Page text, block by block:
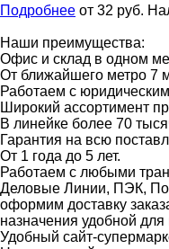
Подробнее от 32 руб.
Наши преимущества:
Офис и склад в одном
От ближайшего метро 7
Работаем с
Широкий ассортимент
В линейке более 70
Гарантия на всю
От 1 года до 5 лет.
Работаем с любыми
Деловые Линии, ПЭК,
оформим доставку
назначения удобной для
Удобный сайт-